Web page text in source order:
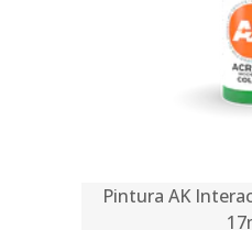
Pintura AK